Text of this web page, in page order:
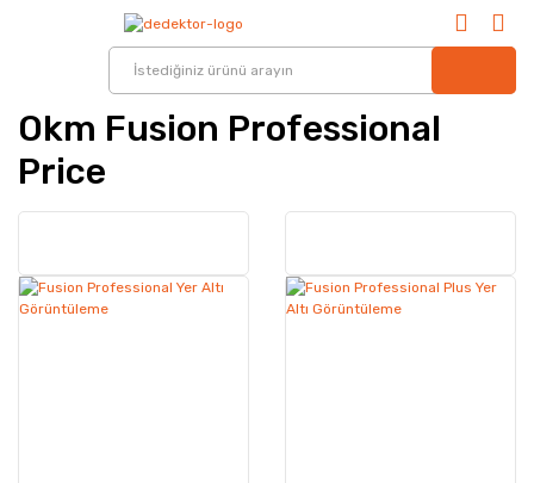
Okm Fusion Professional
Price